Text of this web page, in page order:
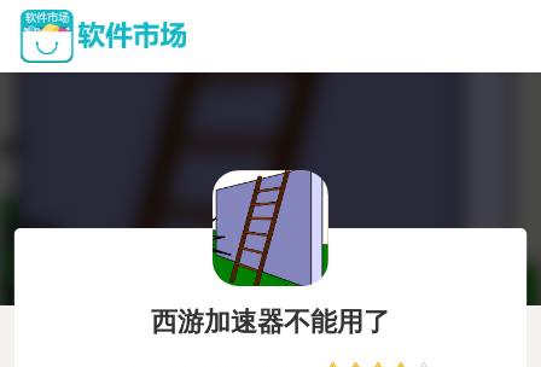
西游加速器不能用了